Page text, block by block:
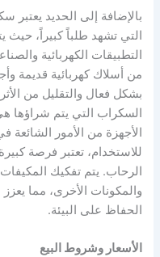
بالإضافة إلى الحديد يعتبر
التي تشهد طلباً كبيراً،
التطبيقات الكهربائية
من أسلاك كهربائية قديمة
بشكل فعال والتقليل من
السكراب التي يتم شراؤها
الأجهزة من الأمور
للاستخدام، تعتبر فرصة
الرحاب. يتم تفكيك المكيفات
والمكونات الأخرى، مما
الحفاظ على البيئة.
الأسعار وشروط البيع